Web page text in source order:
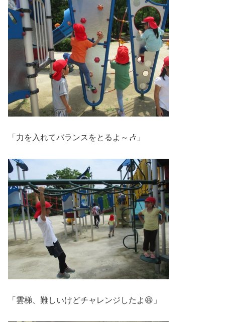
「力を入れてバランスをとるよ～🎶」
「雲梯、難しいけどチャレンジしたよ😆」